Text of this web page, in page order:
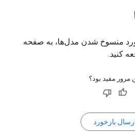
منسوخ شدن مدل‌ها، به صفحه
کنید.
مرور مفید بود؟
بازخورد